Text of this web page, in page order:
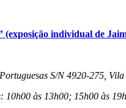
individual de
S/N 4920-275,
10h00 às 13h00; 15h00 às